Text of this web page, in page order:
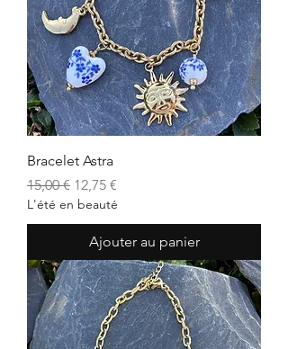
Bracelet Astra
Prix original
15,00 € Prix promotionnel
12,75 €
L'été en beauté
Ajouter au panier